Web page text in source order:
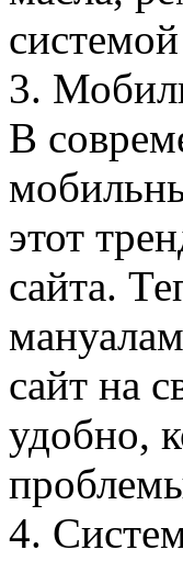
3.
В
этот
сайта.
сайт на
удобно,
4.